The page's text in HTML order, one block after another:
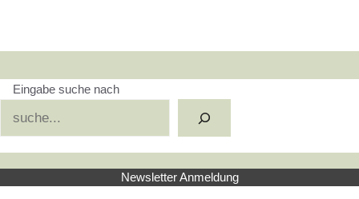
Eingabe suche nach
Newsletter Anmeldung